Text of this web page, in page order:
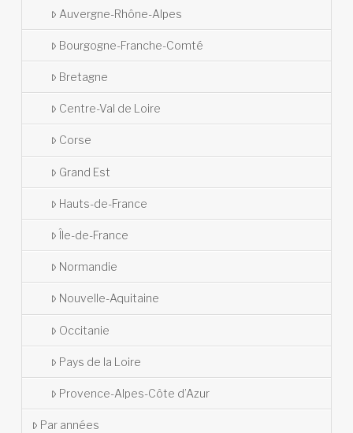
Auvergne-Rhône-Alpes
Bourgogne-Franche-Comté
Bretagne
Centre-Val de Loire
Corse
Grand Est
Hauts-de-France
Île-de-France
Normandie
Nouvelle-Aquitaine
Occitanie
Pays de la Loire
Provence-Alpes-Côte d’Azur
Par années